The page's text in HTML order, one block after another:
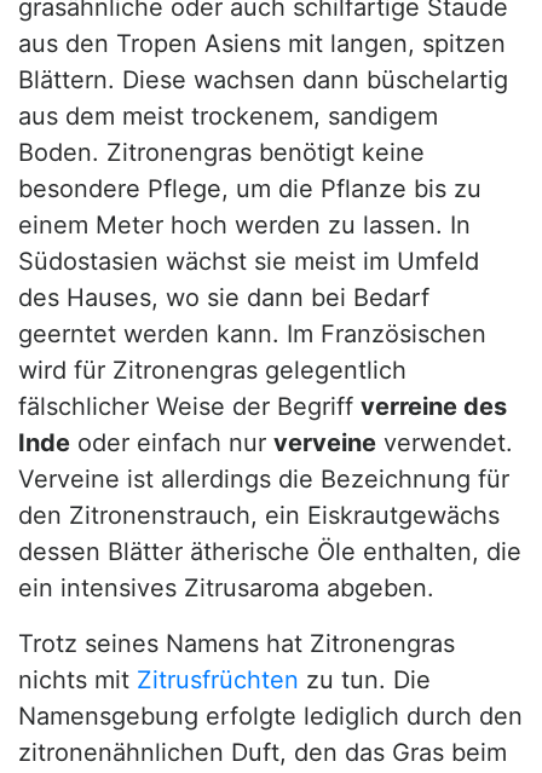
grasähnliche oder auch schilfartige Staude
aus den Tropen Asiens mit langen, spitzen
Blättern. Diese wachsen dann büschelartig
aus dem meist trockenem, sandigem
Boden. Zitronengras benötigt keine
besondere Pflege, um die Pflanze bis zu
einem Meter hoch werden zu lassen. In
Südostasien wächst sie meist im Umfeld
des Hauses, wo sie dann bei Bedarf
geerntet werden kann. Im Französischen
wird für Zitronengras gelegentlich
fälschlicher Weise der Begriff verreine des
Inde oder einfach nur verveine verwendet.
Verveine ist allerdings die Bezeichnung für
den Zitronenstrauch, ein Eiskrautgewächs
dessen Blätter ätherische Öle enthalten, die
ein intensives Zitrusaroma abgeben.
Trotz seines Namens hat Zitronengras
nichts mit Zitrusfrüchten zu tun. Die
Namensgebung erfolgte lediglich durch den
zitronenähnlichen Duft, den das Gras beim